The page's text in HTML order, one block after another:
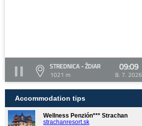
STREDNICA - ŽDIAR
1021 m
09:09
8. 7. 2026
Accommodation tips
Wellness Penzión*** Strachan
strachanresort.sk